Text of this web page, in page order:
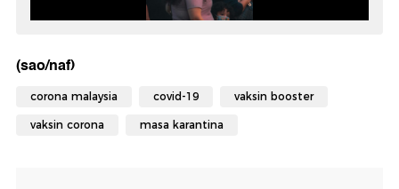
(sao/naf)
corona malaysia covid-19 vaksin booster
vaksin corona masa karantina